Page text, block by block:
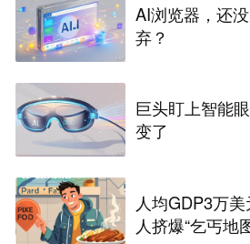
AI浏览器，还
弃？
巨头盯上智能
变了
人均GDP3万
人挤爆“乞丐地